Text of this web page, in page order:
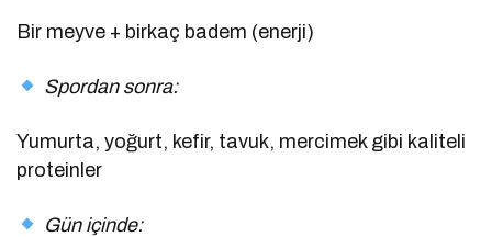
Bir meyve + birkaç badem (enerji)
Spordan sonra:
Yumurta, yoğurt, kefir, tavuk, mercimek gibi kaliteli
proteinler
Gün içinde: